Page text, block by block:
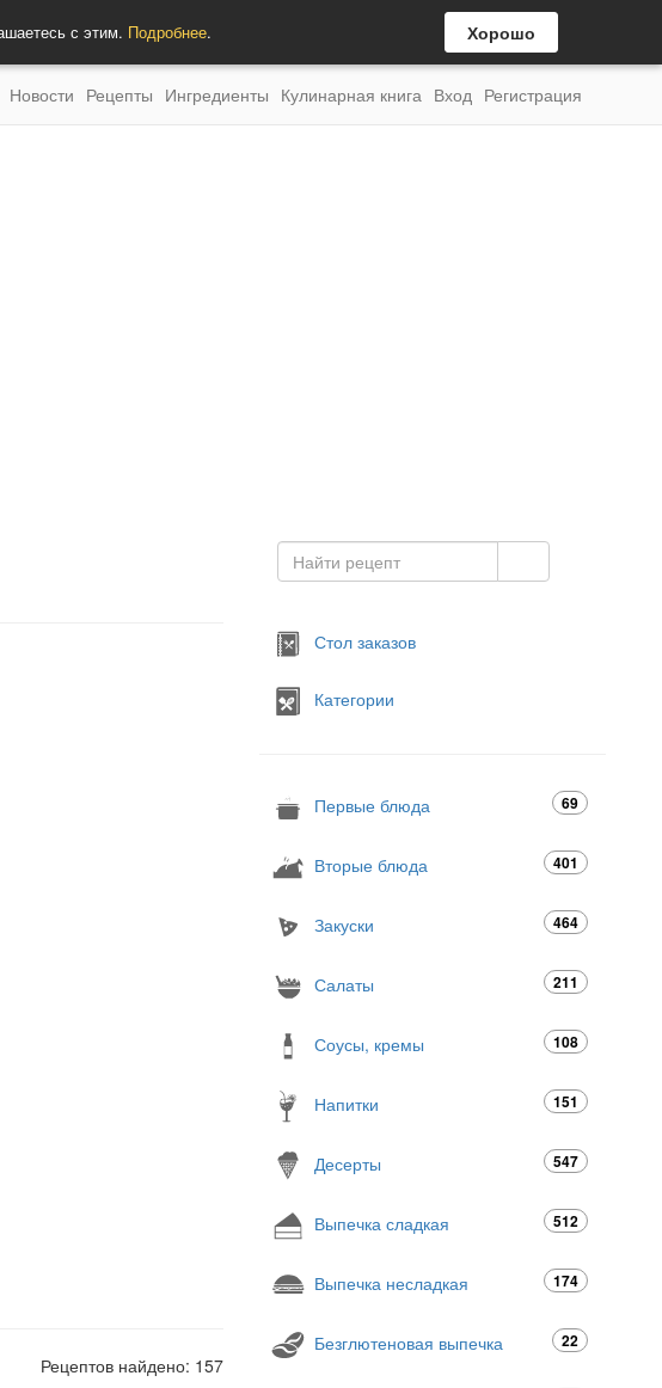
с этим. Подробнее. Хорошо
Новости Рецепты Ингредиенты Кулинарная книга Вход Регистрация
Рецептов найдено: 157
Стол заказов
Категории
Первые блюда 69
Вторые блюда 401
Закуски 464
Салаты 211
Соусы, кремы 108
Напитки 151
Десерты 547
Выпечка сладкая 512
Выпечка несладкая 174
Безглютеновая выпечка 22